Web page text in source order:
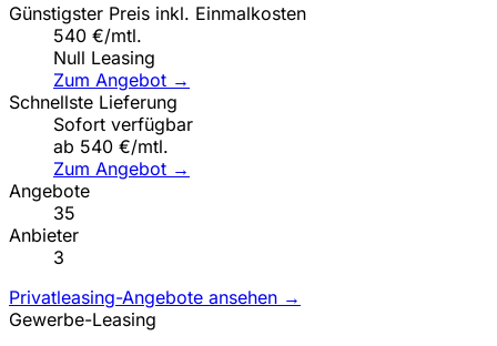
Günstigster Preis inkl. Einmalkosten
540 €/mtl.
Null Leasing
Zum Angebot →
Schnellste Lieferung
Sofort verfügbar
ab 540 €/mtl.
Zum Angebot →
Angebote
35
Anbieter
3
Privatleasing-Angebote ansehen →
Gewerbe-Leasing